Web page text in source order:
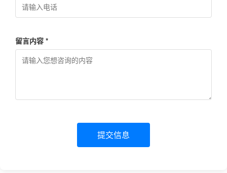
留言内容 *
提交信息